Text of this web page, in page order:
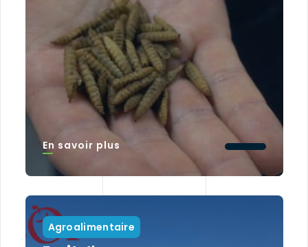
En savoir plus
Agroalimentaire